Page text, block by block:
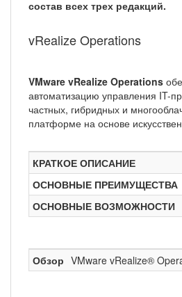
состав всех трех редакций.
vRealize Operations
VMware vRealize Operations
автоматизацию управления IT-
частных, гибридных и
платформе на основе
КРАТКОЕ ОПИСАНИЕ
ОСНОВНЫЕ ПРЕИМУЩЕСТВА
ОСНОВНЫЕ ВОЗМОЖНОСТИ
Обзор VMware vRealize®